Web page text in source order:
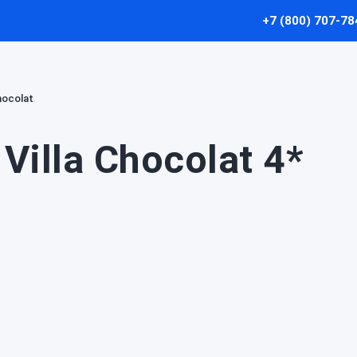
+7 (800) 707-
Chocolat 4*